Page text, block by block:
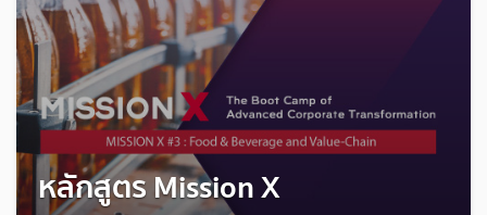
หลักสูตร Mission X